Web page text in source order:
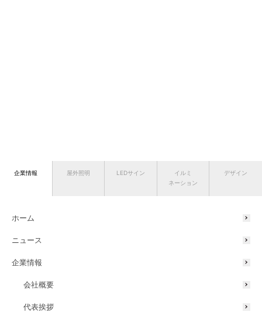
企業情報 屋外照明 LEDサイン
イルミ
ネーション
デザイン
ホーム
ニュース
企業情報
会社概要
代表挨拶